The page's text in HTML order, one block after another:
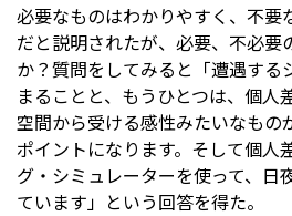
必要なものはわかりやすく、不要
だと説明されたが、必要、不必要
か？質問をしてみると「遭遇する
まることと、もうひとつは、個人
空間から受ける感性みたいなもの
ポイントになります。そして個人
グ・シミュレーターを使って、日
ています」という回答を得た。